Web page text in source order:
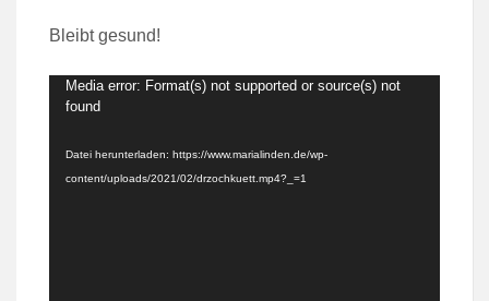
Bleibt gesund!
Video-
Player
Media error: Format(s) not supported or source(s) not
found
Datei herunterladen: https://www.marialinden.de/wp-
content/uploads/2021/02/drzochkuett.mp4?_=1